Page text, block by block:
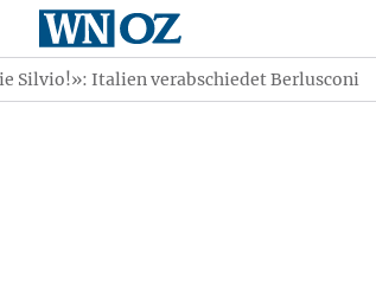
Silvio!»: Italien verabschiedet Berlusconi